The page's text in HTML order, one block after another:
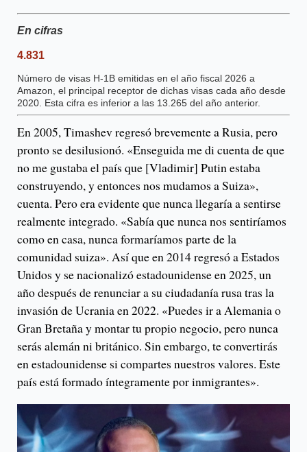
En cifras
4.831
Número de visas H-1B emitidas en el año fiscal 2026 a
Amazon, el principal receptor de dichas visas cada año desde
2020. Esta cifra es inferior a las 13.265 del año anterior.
En 2005, Timashev regresó brevemente a Rusia, pero
pronto se desilusionó. «Enseguida me di cuenta de que
no me gustaba el país que [Vladimir] Putin estaba
construyendo, y entonces nos mudamos a Suiza»,
cuenta. Pero era evidente que nunca llegaría a sentirse
realmente integrado. «Sabía que nunca nos sentiríamos
como en casa, nunca formaríamos parte de la
comunidad suiza». Así que en 2014 regresó a Estados
Unidos y se nacionalizó estadounidense en 2025, un
año después de renunciar a su ciudadanía rusa tras la
invasión de Ucrania en 2022. «Puedes ir a Alemania o
Gran Bretaña y montar tu propio negocio, pero nunca
serás alemán ni británico. Sin embargo, te convertirás
en estadounidense si compartes nuestros valores. Este
país está formado íntegramente por inmigrantes».